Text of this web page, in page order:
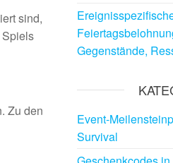
sind,
Zu den
Gegenstände,
Event-
Survival